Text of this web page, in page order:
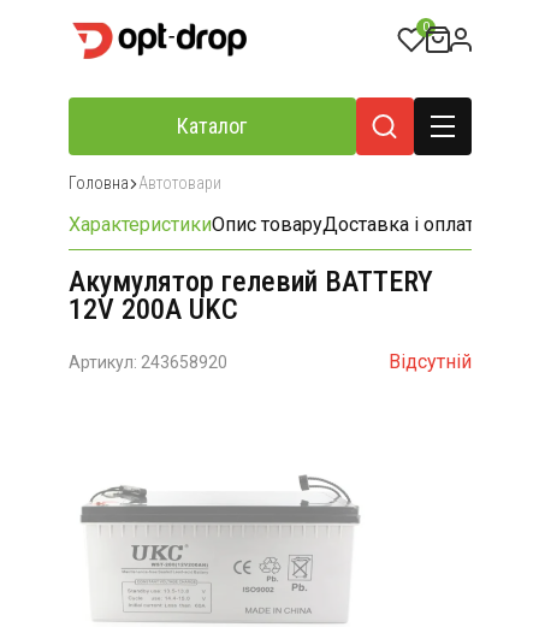
0
Каталог
Головна Автотовари
ХарактеристикиОпис товаруДоставка і оплата
Акумулятор гелевий BATTERY
12V 200A UKC
Артикул: 243658920 Відсутній